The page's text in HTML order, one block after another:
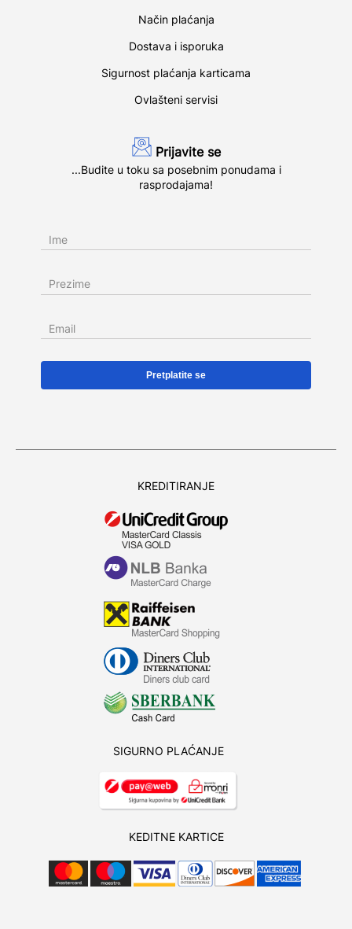
Način plaćanja
Dostava i isporuka
Sigurnost plaćanja karticama
Ovlašteni servisi
Prijavite se
...Budite u toku sa posebnim ponudama i
rasprodajama!
Ime
Prezime
Email
KREDITIRANJE
SIGURNO PLAĆANJE
KEDITNE KARTICE